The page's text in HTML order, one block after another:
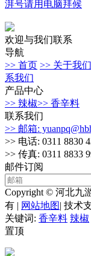
湃号请用电脑拜候
欢迎与我们联系
导航
>> 首页 >> 关于我们
系我们
产品中心
>> 辣椒>> 香辛料
联系我们
>> 邮箱:
>> 电话: 0311 8830
>> 传真: 0311 8833
邮件订阅
Copyright © 河北九
有 | 网站地图| 技术
关键词: 香辛料 辣椒
置顶